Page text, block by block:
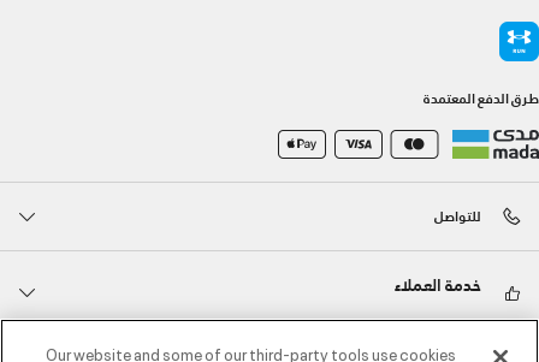
طرق الدفع المعتمدة
للتواصل
خدمة العملاء
Our website and some of our third-party tools use cookies